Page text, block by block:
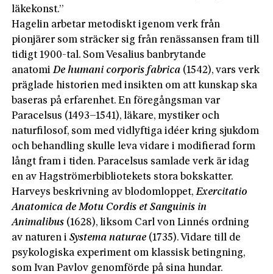
läkekonst.”
Hagelin arbetar metodiskt igenom verk från
pionjärer som sträcker sig från renässansen fram till
tidigt 1900-tal. Som Vesalius banbrytande
anatomiDe humani corporis fabrica (1542), vars verk
präglade hi­storien med insikten om att kunskap ska
baseras på erfarenhet. En föregångsman var
Paracelsus (1493–1541), läkare, mystiker och
naturfilosof, som med vidlyftiga idéer kring sjukdom
och behandling skulle leva vidare i modifierad form
långt fram i tiden. Paracelsus samlade verk är idag
en av Hagströmerbibliotekets stora bokskatter.
Harveys beskrivning av blodomloppet,Exercitatio
Anatomica de Motu Cordis et Sanguinis in
Animalibus (1628), liksom Carl von Linnés ordning
av naturen i Systema naturae (1735). Vidare till de
psykologiska experiment om klassisk betingning,
som Ivan Pavlov genomförde på sina hundar.